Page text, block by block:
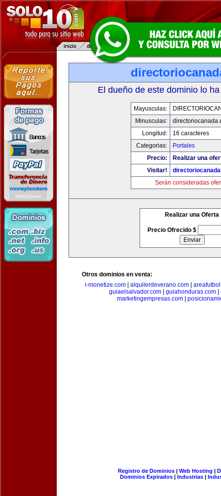
El dueño de este dominio lo
Mayusculas:
Minusculas:
Longitud:
16 caracteres
Categorias:
Portales
Precio:
Realizar una
Visitar!
Serán consideradas
Realizar una Oferta
Precio Ofrecido $
Otros dominios en venta:
i-monetize.com
alquilerdeverano.com
guiaelsalvador.com| guiahonduras.com|
marketingempresas.com
Registro de Dominios| Web Hosting |
Dominios Expirados | Industrias |